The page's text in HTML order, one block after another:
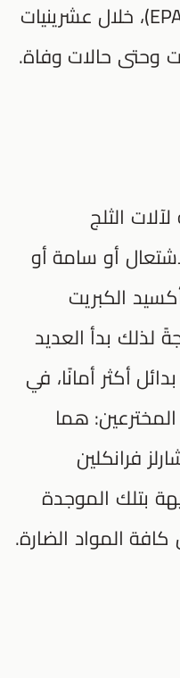
وفقًا لوكالة حماية البيئة (EPA)، خلال عشرينيات
وحتى حالات وفاة.
الثلج
أو سامة أو
الكبريت
لذلك بدأ العديد
أكثر أمانًا، في
من المخترعين: هما
فرانكلين
بتلك الموجدة
المواد الضارة.